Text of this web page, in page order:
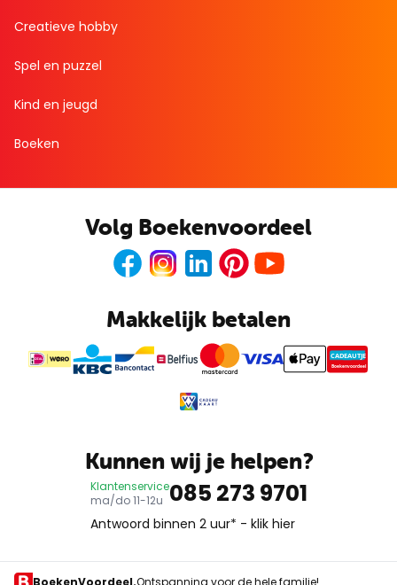
Creatieve hobby
Spel en puzzel
Kind en jeugd
Boeken
Volg Boekenvoordeel
FacebookInstagramLinkedInPinterest
Makkelijk betalen
Boekenvoordeel
CADEAUTJE
Kunnen wij je helpen?
Klantenservice
ma/do 11-12u 085 273 9701
Antwoord binnen 2 uur* - klik hier
BoekenVoordeel.Ontspanning voor de hele familie!